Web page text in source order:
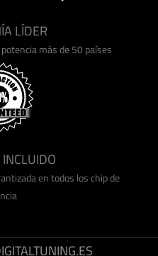
LÍDER
más de 50 países
en todos los chip de